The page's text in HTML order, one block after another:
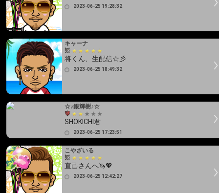
2023-06-25 19:28:32
キャーナ
将くん、生配信☆彡
2023-06-25 18:49:32
☆♪銀輝樹♪☆
SHOKICHI君
2023-06-25 17:23:51
こやざいる
直己さんへ🦄💖
2023-06-25 12:42:27